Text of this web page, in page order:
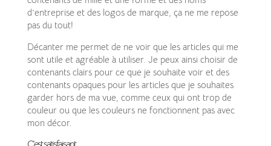
d’entreprise et des logos de marque, ça ne me repose
pas du tout!
Décanter me permet de ne voir que les articles qui me
sont utile et agréable à utiliser. Je peux ainsi choisir de
contenants clairs pour ce que je souhaite voir et des
contenants opaques pour les articles que je souhaites
garder hors de ma vue, comme ceux qui ont trop de
couleur ou que les couleurs ne fonctionnent pas avec
mon décor.